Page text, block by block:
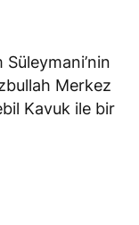
Süleymani’nin
Merkez
Kavuk ile bir